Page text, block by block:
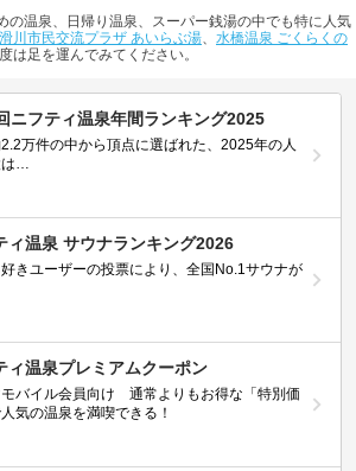
の温泉、日帰り温泉、スーパー銭湯の中でも特に人気
滑川市民交流プラザ あいらぶ湯、 水橋温泉 ごくらくの
は足を運んでみてください。
ニフティ温泉年間ランキング2025
万件の中から頂点に選ばれた、2025年の人
は…
ィ温泉 サウナランキング2026
きユーザーの投票により、全国No.1サウナが
ィ温泉プレミアムクーポン
モバイル会員向け 通常よりもお得な「特別価
気の温泉を満喫できる！